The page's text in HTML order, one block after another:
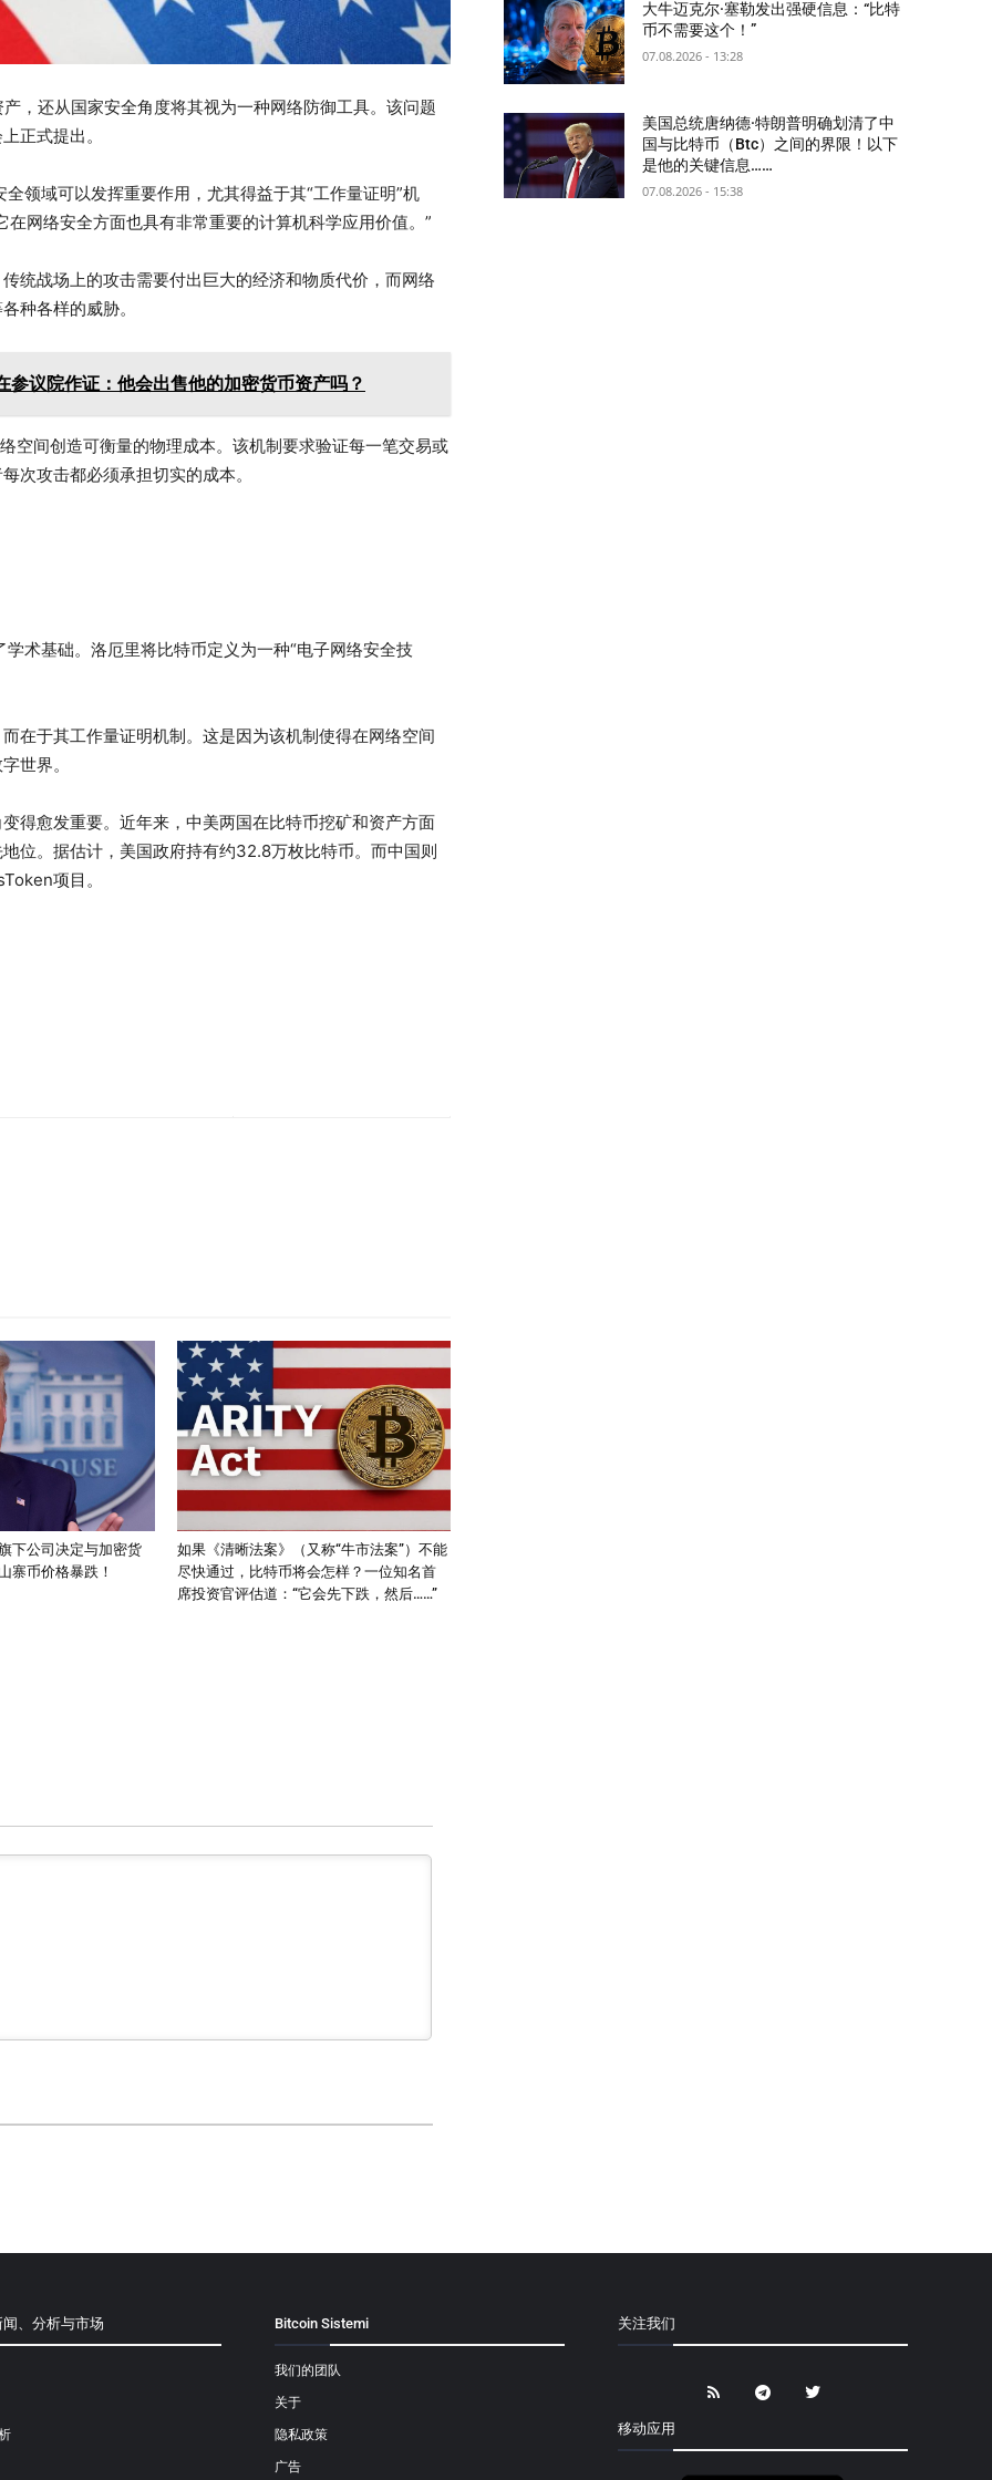
，还从国家安全角度将其视为一种网络防御工具。该问题
正式提出。
领域可以发挥重要作用，尤其得益于其“工作量证明”机
网络安全方面也具有非常重要的计算机科学应用价值。”
统战场上的攻击需要付出巨大的经济和物质代价，而网络
种各样的威胁。
参议院作证：他会出售他的加密货币资产吗？
空间创造可衡量的物理成本。该机制要求验证每一笔交易或
次攻击都必须承担切实的成本。
术基础。洛厄里将比特币定义为一种“电子网络安全技
在于其工作量证明机制。这是因为该机制使得在网络空间
世界。
得愈发重要。近年来，中美两国在比特币挖矿和资产方面
位。据估计，美国政府持有约32.8万枚比特币。而中国则
项目。
下公司决定与加密货
寨币价格暴跌！
如果《清晰法案》（又称“牛市法案”）不能
尽快通过，比特币将会怎样？一位知名首
席投资官评估道：“它会先下跌，然后……”
大牛迈克尔·塞勒发出强硬信息：“比特
币不需要这个！”
07.08.2026 - 13:28
美国总统唐纳德·特朗普明确划清了中
国与比特币（Btc）之间的界限！以下
是他的关键信息……
07.08.2026 - 15:38
、分析与市场 Bitcoin Sistemi
我们的团队
关于
隐私政策
广告
关注我们
移动应用